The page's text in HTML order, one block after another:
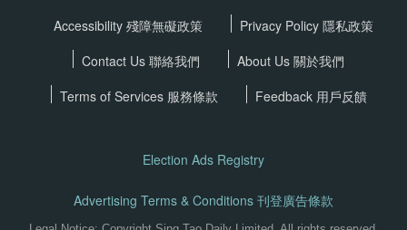
Accessibility 殘障無礙政策 Privacy Policy 隱私政策
Contact Us 聯絡我們
About Us 關於我們
Terms of Services 服務條款 Feedback 用戶反饋
Election Ads Registry
Advertising Terms & Conditions 刊登廣告條款